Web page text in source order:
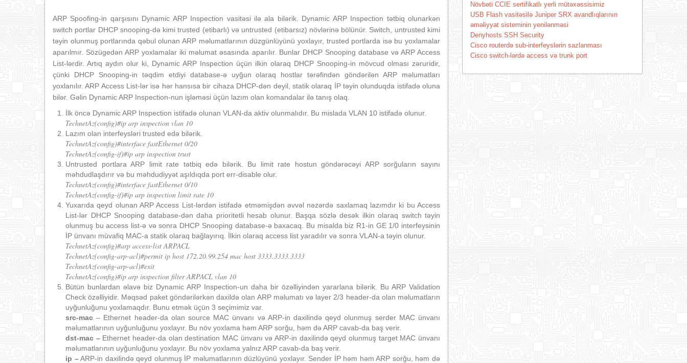
ARP Spoofing-in qarşısını Dynamic ARP Inspection vasitəsi ilə ala bilərik. Dynamic ARP Inspection tətbiq olunarkən
switch portlar DHCP snooping-də kimi trusted (etibarlı) və untrusted (etibarsız) növlərinə bölünür. Switch, untrusted kimi
təyin olunmuş portlarında qəbul olunan ARP məlumatlarının düzgünlüyünü yoxlayır, trusted portlarda isə bu yoxlamalar
aparılmır. Sözügedən ARP yoxlamalar iki məlumat əsasında aparılır. Bunlar DHCP Snooping database və ARP Access
List-lərdir. Artıq aydın olur ki, Dynamic ARP Inspection üçün ilkin olaraq DHCP Snooping-in mövcud olması zəruridir,
çünki DHCP Snooping-in təqdim etdiyi database-ə uyğun olaraq hostlar tərəfindən göndərilən ARP məlumatları
yoxlanılır. ARP Access List-lər isə hər hansısa bir cihaza DHCP-dən deyil, statik olaraq İP təyin olunduqda istifadə oluna
bilər. Gəlin Dynamic ARP Inspection-nun işləməsi üçün lazım olan komandalar ilə tanış olaq.
İlk öncə Dynamic ARP Inspection istifadə olunan VLAN-da aktiv olunmalıdır. Bu mislada VLAN 10 istifadə olunur.
TechnetAz(config)#ip arp inspection vlan 10
Lazım olan interfeysləri trusted edə bilərik.
TechnetAz(config)#interface fastEthernet 0/20
TechnetAz(config-if)#ip arp inspection trust
Untrusted portlara ARP limit rate tətbiq edə bilərik. Bu limit rate hostun göndərəcəyi ARP sorğuların sayını
məhdudlaşdırır və bu məhdudiyyət aşıldıqda port err-disable olur.
TechnetAz(config)#interface fastEthernet 0/10
TechnetAz(config-if)#ip arp inspection limit rate 10
Yuxarıda qeyd olunan ARP Access List-lərdən istifadə etməmişdən əvvəl nəzərdə saxlamaq lazımdır ki bu Access
List-lər DHCP Snooping database-dən daha prioritetli hesab olunur. Başqa sözlə desək ilkin olaraq switch təyin
olunmuş bu access list-ə və sonra DHCP Snooping database-ə baxacaq. Bu misalda biz R1-in GE 1/0 interfeysinin
İP ünvanı müvafiq MAC-a statik olaraq bağlayırıq. İlkin olaraq access list yaradılır və sonra VLAN-a təyin olunur.
TechnetAz(config)#arp access-list ARPACL
TechnetAz(config-arp-acl)#permit ip host 172.20.99.254 mac host 3333.3333.3333
TechnetAz(config-arp-acl)#exit
TechnetAz(config)#ip arp inspection filter ARPACL vlan 10
Bütün bunlardan əlavə biz Dynamic ARP Inspection-un daha bir özəlliyindən yararlana bilərik. Bu ARP Validation
Check özəlliyidir. Məqsəd paket göndərilərkən daxildə olan ARP məlumatı və layer 2/3 header-da olan məlumatların
uyğunluğunu yoxlamaqdır. Bunu etmək üçün 3 seçimimiz var.
src-mac – Ethernet header-da olan source MAC ünvanı və ARP-in daxilində qeyd olunmuş serder MAC ünvanı
məlumatlarının uyğunluğunu yoxlayır. Bu növ yoxlama həm ARP sorğu, həm də ARP cavab-da baş verir.
dst-mac –Ethernet header-da olan destination MAC ünvanı və ARP-in daxilində qeyd olunmuş target MAC ünvanı
məlumatlarının uyğunluğunu yoxlayır. Bu növ yoxlama yalnız ARP cavab-da baş verir.
ip –ARP-in daxilində qeyd olunmuş İP məlumatlarının düzlüyünü yoxlayır. Sender İP həm həm ARP sorğu, həm də
Növbəti CCIE sertifikatlı yerli mütəxəssisimiz
USB Flash vasitəsilə Juniper SRX avandlıqlarının
əməliyyat sisteminin yenilənməsi
Denyhosts SSH Security
Cisco routerdə sub-interfeyslərin sazlanması
Cisco switch-lərdə access və trunk port